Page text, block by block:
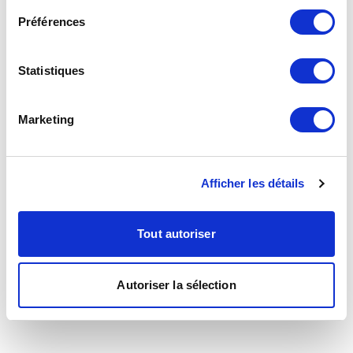
Préférences
Statistiques
Marketing
Afficher les détails
Tout autoriser
Autoriser la sélection